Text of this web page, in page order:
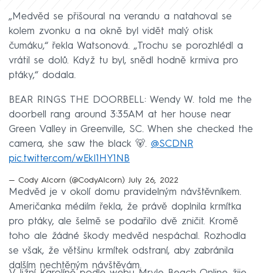
„Medvěd se přišoural na verandu a natahoval se
kolem zvonku a na okně byl vidět malý otisk
čumáku,“ řekla Watsonová. „Trochu se porozhlédl a
vrátil se dolů. Když tu byl, snědl hodně krmiva pro
ptáky,“ dodala.
BEAR RINGS THE DOORBELL: Wendy W. told me the
doorbell rang around 3:35AM at her house near
Green Valley in Greenville, SC. When she checked the
camera, she saw the black 🐻. @SCDNR
pic.twitter.com/wEkI1HY1NB
— Cody Alcorn (@CodyAlcorn) July 26, 2022
Medvěd je v okolí domu pravidelným návštěvníkem.
Američanka médiím řekla, že právě doplnila krmítka
pro ptáky, ale šelmě se podařilo dvě zničit. Kromě
toho ale žádné škody medvěd nespáchal. Rozhodla
se však, že většinu krmítek odstraní, aby zabránila
dalším nechtěným návštěvám.